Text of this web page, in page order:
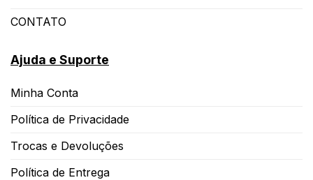
CONTATO
Ajuda e Suporte
Minha Conta
Política de Privacidade
Trocas e Devoluções
Política de Entrega